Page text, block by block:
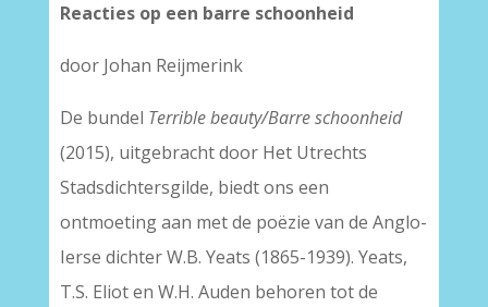
Reacties op een barre schoonheid
door Johan Reijmerink
De bundel Terrible beauty/Barre schoonheid
(2015), uitgebracht door Het Utrechts
Stadsdichtersgilde, biedt ons een
ontmoeting aan met de poëzie van de Anglo-
Ierse dichter W.B. Yeats (1865-1939). Yeats,
T.S. Eliot en W.H. Auden behoren tot de